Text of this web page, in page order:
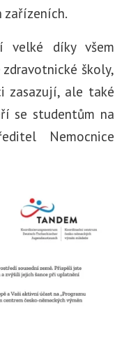
zařízeních.
velké díky všem
školy,
zasazují, ale také
se studentům na
Nemocnice